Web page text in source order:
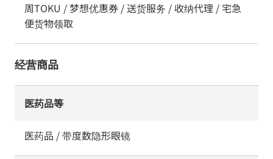
周TOKU / 梦想优惠券 / 送货服务 / 收纳代理 / 宅急
便货物领取
经营商品
医药品等
医药品 / 带度数隐形眼镜